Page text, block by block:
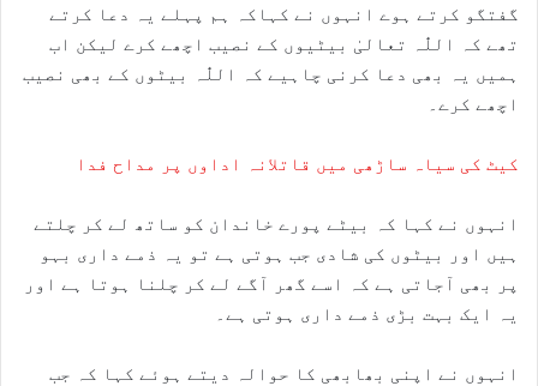
گفتگو کرتے ہوے انہوں نے کہاکہ ہم پہلے یہ دعا کرتے
تھے کہ اللّٰہ تعالیٰ بیٹیوں کے نصیب اچھے کرے لیکن اب
ہمیں یہ بھی دعا کرنی چاہیے کہ اللّٰہ بیٹوں کے بھی نصیب
اچھے کرے۔
کیٹ کی سیاہ ساڑھی میں قاتلانہ اداوں پر مداح فدا
انہوں نے کہا کہ بیٹے پورے خاندان کو ساتھ لے کر چلتے
ہیں اور بیٹوں کی شادی جب ہوتی ہے تو یہ ذمے داری بہو
پر بھی آجاتی ہے کہ اسے گھر آگے لے کر چلنا ہوتا ہے اور
یہ ایک بہت بڑی ذمے داری ہوتی ہے۔
انہوں نے اپنی بھابھی کا حوالہ دیتے ہوئے کہا کہ جب